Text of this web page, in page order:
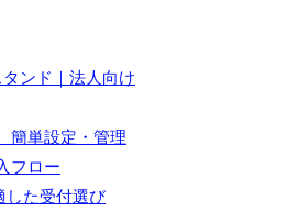
ンド｜法人向け
簡単設定・管理
フロー
した受付選び